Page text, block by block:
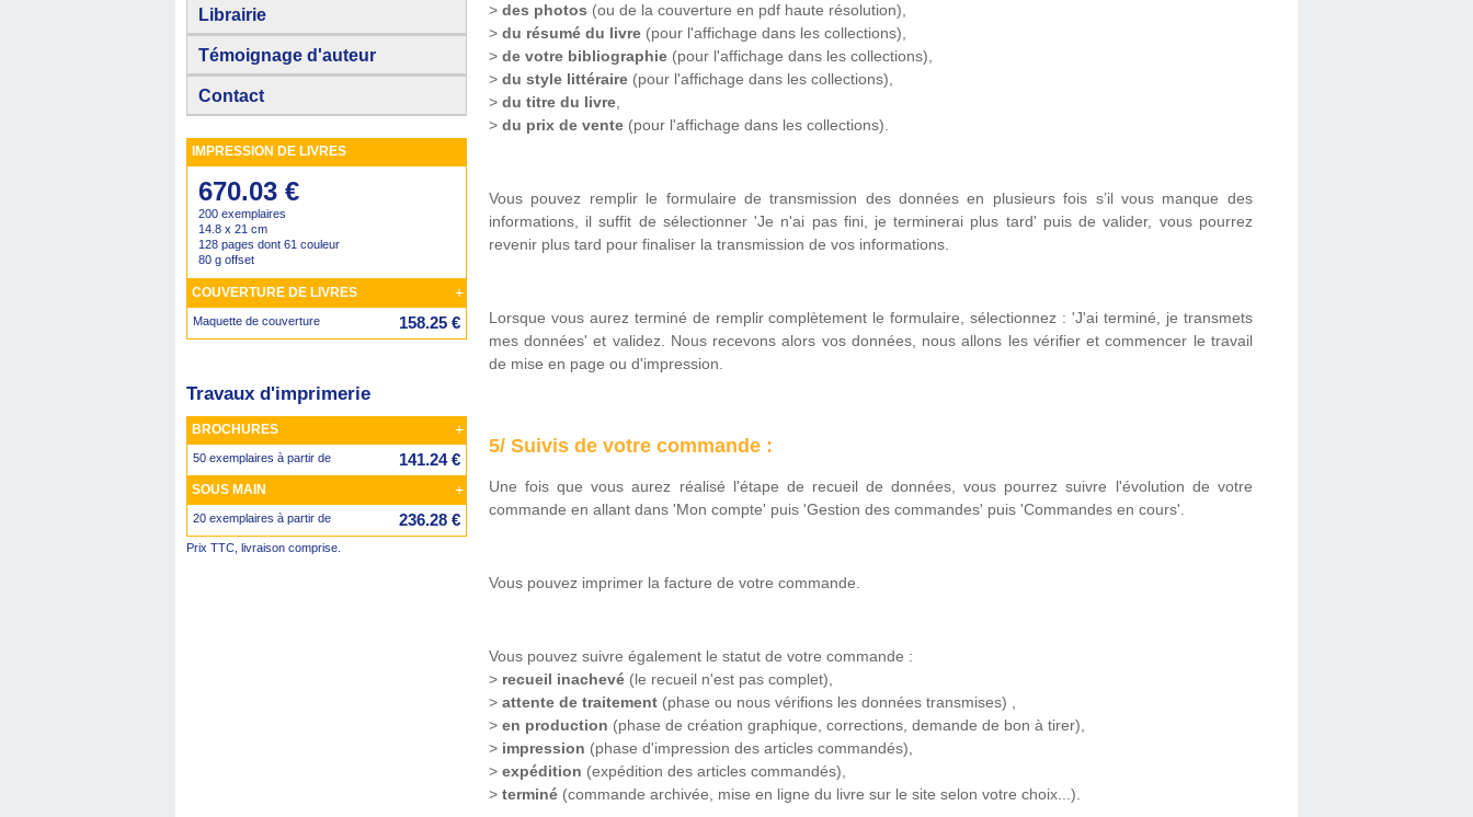
Librairie
Témoignage d'auteur
Contact
IMPRESSION DE LIVRES
670.03 €
200 exemplaires
14.8 x 21 cm
128 pages dont 61 couleur
80 g offset
COUVERTURE DE LIVRES +
Maquette de couverture 158.25 €
Travaux d'imprimerie
BROCHURES +
50 exemplaires à partir de 141.24 €
SOUS MAIN +
20 exemplaires à partir de 236.28 €
Prix TTC, livraison comprise.
> des photos (ou de la couverture en pdf haute résolution),
> du résumé du livre (pour l'affichage dans les collections),
> de votre bibliographie (pour l'affichage dans les collections),
> du style littéraire (pour l'affichage dans les collections),
> du titre du livre
> du prix de vente (pour l'affichage dans les collections).
Vous pouvez remplir le formulaire de transmission des données en plusieurs fois s’il vous manque des
informations, il suffit de sélectionner 'Je n'ai pas fini, je terminerai plus tard' puis de valider, vous pourrez
revenir plus tard pour finaliser la transmission de vos informations.
Lorsque vous aurez terminé de remplir complètement le formulaire, sélectionnez : 'J'ai terminé, je transmets
mes données' et validez. Nous recevons alors vos données, nous allons les vérifier et commencer le travail
de mise en page ou d'impression.
5/ Suivis de votre commande :
Une fois que vous aurez réalisé l'étape de recueil de données, vous pourrez suivre l'évolution de votre
commande en allant dans 'Mon compte' puis 'Gestion des commandes' puis 'Commandes en cours'.
Vous pouvez imprimer la facture de votre commande.
Vous pouvez suivre également le statut de votre commande :
> recueil inachevé (le recueil n'est pas complet),
> attente de traitement (phase ou nous vérifions les données transmises) ,
> en production (phase de création graphique, corrections, demande de bon à tirer),
> impression (phase d'impression des articles commandés),
> expédition (expédition des articles commandés),
> terminé (commande archivée, mise en ligne du livre sur le site selon votre choix...).